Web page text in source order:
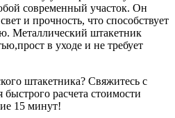
современный участок. Он
и прочность, что способствует
Металлический штакетник
в уходе и не требует
штакетника? Свяжитесь с
расчета стоимости
15 минут!